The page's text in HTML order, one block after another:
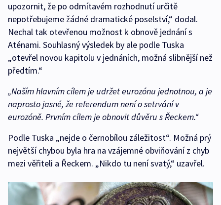
upozornit, že po odmítavém rozhodnutí určitě
nepotřebujeme žádné dramatické poselství,“ dodal.
Nechal tak otevřenou možnost k obnově jednání s
Aténami. Souhlasný výsledek by ale podle Tuska
„otevřel novou kapitolu v jednáních, možná slibnější než
předtím.“
„Naším hlavním cílem je udržet eurozónu jednotnou, a je
naprosto jasné, že referendum není o setrvání v
eurozóně. Prvním cílem je obnovit důvěru s Řeckem.“
Podle Tuska „nejde o černobílou záležitost“. Možná prý
největší chybou byla hra na vzájemné obviňování z chyb
mezi věřiteli a Řeckem. „Nikdo tu není svatý,“ uzavřel.